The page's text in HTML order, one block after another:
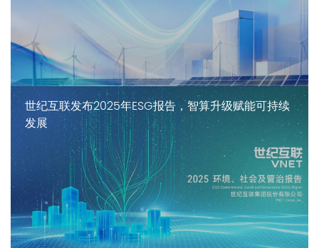
世纪互联发布2025年ESG报告，智算升级赋能可持续
发展